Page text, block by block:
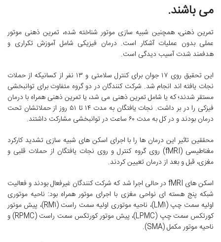
می باشند.
تمرین ذهنی، همچنین شبیه سازی موتور شناخته شده، تمرین ذهنی موتور
عملی بدون عملیات آشکار است. درمان فیزیکی شامل آموزش تکراری و
هدفمند شدت آسیب دیدگی است.
این تحقیق روی ۱۷ جوان برای کنترل سلامتی و ۱۳ نفر از کسانیکه از حملات
نجات یافته اند انجام شد. شرکت کنندگان در دو گروه متفاوت برای توانبخشی
مستقر شدند؛ که یا شامل تمرین ذهنی می شد، یا تمرین ذهنی همراه با درمان
فیزکی را در بر داشت. نجات یافتگان به مدت ۱۴ تا ۵۱ روز از حملاتشان تحت
درمان بودند و در کل به مدت ۶۰ ساعت در توانبخشی مشارکت داشتند.
محققین تاثیر این درمان ها را با اجرای اسکن های شبیه سازی تشدید کارکرد
مغناطیسی (fMRI) روی گروه کنترل و روی نجات یافتگان از حملات قلبی و
مغزی، قبل و بعد از درمان تعیین کردند.
اسکن های fMRI در حالی اجرا شد که شرکت کنندگان غیرفعال بودند و فعالیت
شبکه پنج هسته ای نواحی مغزی با اجرای موتور همراه بود: ناحیه موتوری
اولیه سمت چپ (LM1)، ناحیه موتوری اولیه سمت راست (RM1)، پیش موتور
کورتکس سمت چپ (LPMC)، پیش موتور کورتکس سمت راست (RPMC) و
ناحیه موتور مکمل (SMA).